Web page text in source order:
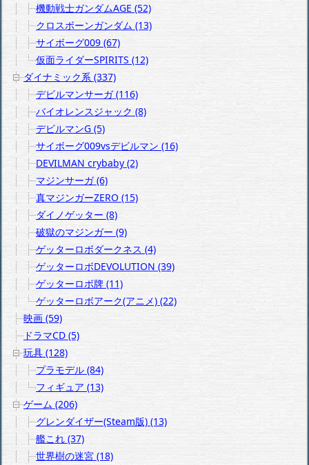
機動戦士ガンダムAGE (52)
クロスボーンガンダム (13)
サイボーグ009 (67)
仮面ライダーSPIRITS (12)
ダイナミック系 (337)
デビルマンサーガ (116)
バイオレンスジャック (8)
デビルマンG (5)
サイボーグ009vsデビルマン (16)
DEVILMAN crybaby (2)
マジンサーガ (6)
真マジンガーZERO (15)
ダイノゲッター (8)
破獄のマジンガー (9)
ゲッターロボダークネス (4)
ゲッターロボDEVOLUTION (39)
ゲッターロボ牌 (11)
ゲッターロボアーク(アニメ) (22)
映画 (59)
ドラマCD (5)
玩具 (128)
プラモデル (84)
フィギュア (13)
ゲーム (206)
グレンダイザー(Steam版) (13)
艦これ (37)
世界樹の迷宮 (18)